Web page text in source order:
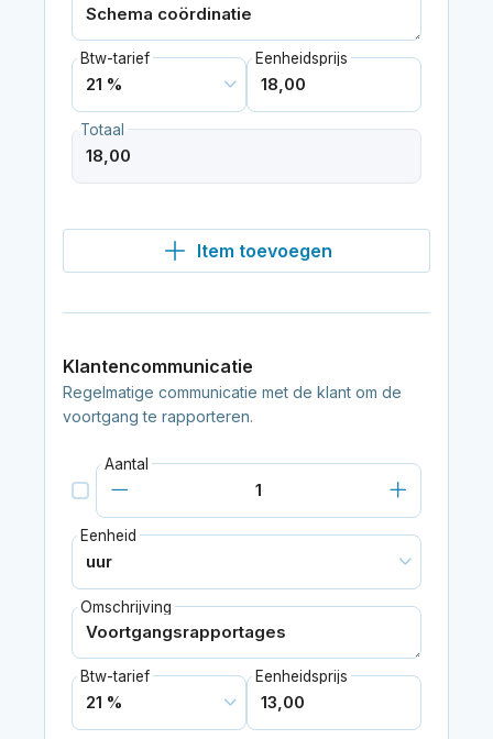
Btw-tarief Eenheidsprijs
Totaal
Item toevoegen
Klantencommunicatie
Regelmatige communicatie met de klant om de
voortgang te rapporteren.
Aantal
Eenheid
Omschrijving
Btw-tarief Eenheidsprijs